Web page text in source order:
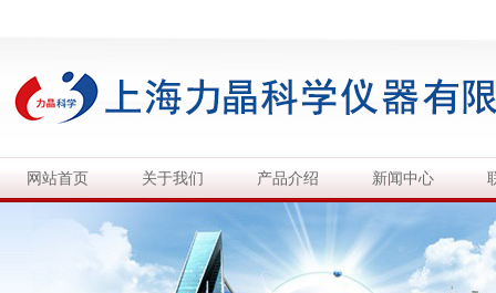
网站首页 关于我们 产品介绍 新闻中心